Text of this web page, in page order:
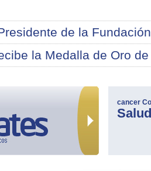
de la
la Medalla de Oro
cancer
Salud